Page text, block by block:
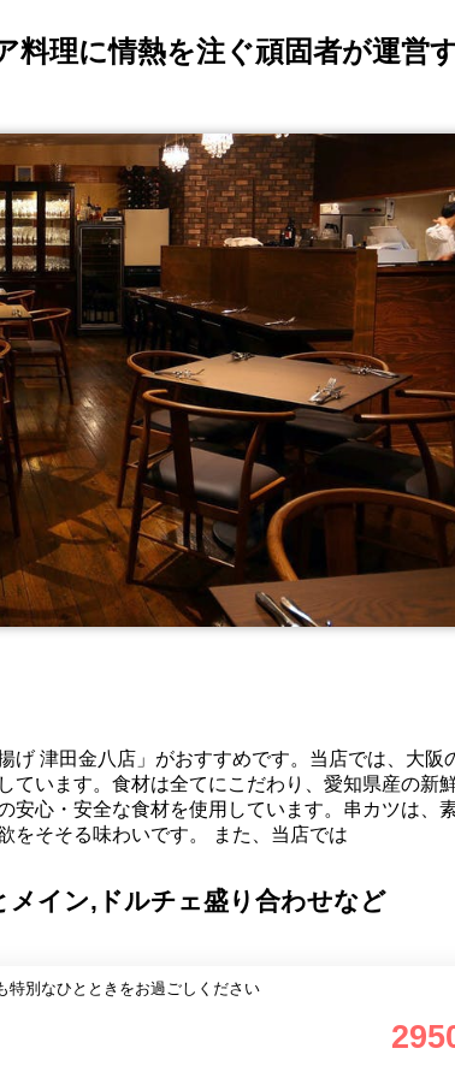
理に情熱を注ぐ頑固者が運営
げ 津田金八店」がおすすめです。当店では、大阪
ています。食材は全てにこだわり、愛知県産の新
安心・安全な食材を使用しています。串カツは、
をそそる味わいです。 また、当店では
メイン,ドルチェ盛り合わせなど
特別なひとときをお過ごしください